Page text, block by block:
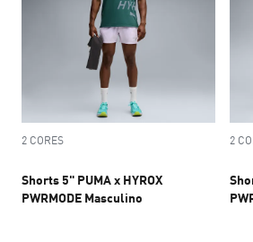
2 CORES
Shorts 5" PUMA x HYROX
PWRMODE Masculino
2